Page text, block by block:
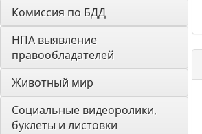
Комиссия по БДД
НПА выявление
правообладателей
Животный мир
Социальные видеоролики,
буклеты и листовки